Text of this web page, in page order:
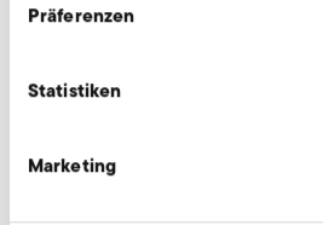
Präferenzen
Statistiken
Marketing
Wir beraten individuell und